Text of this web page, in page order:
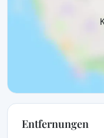
Entfernungen